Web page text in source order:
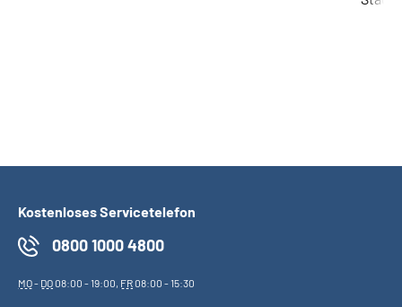
Kostenloses Servicetelefon
0800 1000 4800
MO- DO08:00 - 19:00, FR08:00 - 15:30